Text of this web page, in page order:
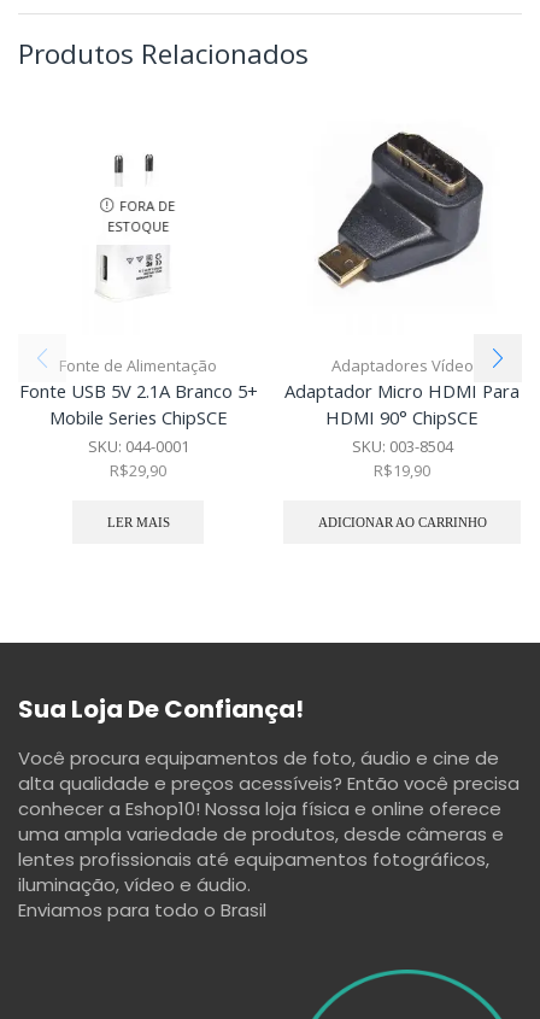
Produtos Relacionados
FORA DE
ESTOQUE
Fonte de Alimentação
Fonte USB 5V 2.1A Branco 5+
Mobile Series ChipSCE
SKU: 044-0001
R$29,90
LER MAIS
Adaptadores Vídeo
Adaptador Micro HDMI Para
HDMI 90° ChipSCE
SKU: 003-8504
R$19,90
ADICIONAR AO CARRINHO
Sua Loja De Confiança!
Você procura equipamentos de foto, áudio e cine de
alta qualidade e preços acessíveis? Então você precisa
conhecer a Eshop10! Nossa loja física e online oferece
uma ampla variedade de produtos, desde câmeras e
lentes profissionais até equipamentos fotográficos,
iluminação, vídeo e áudio.
Enviamos para todo o Brasil